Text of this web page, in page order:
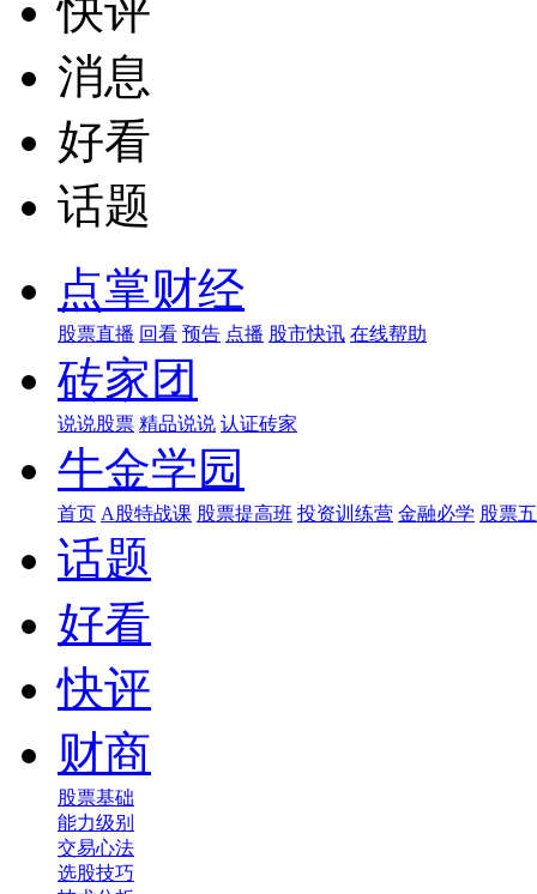
快评
消息
好看
话题
点掌财经
股票直播 回看 预告 点播 股市快讯 在线帮助
砖家团
说说股票 精品说说 认证砖家
牛金学园
首页 A股特战课 股票提高班 投资训练营 金融必学 股票
话题
好看
快评
财商
股票基础
能力级别
交易心法
选股技巧